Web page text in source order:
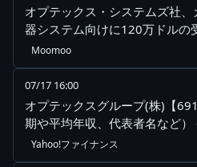
オプテックス・システムズ社
器システム向けに120万ドル
Moomoo
07/17 16:00
オプテックスグループ(株)【
期や平均年収、代表者名など）
Yahoo!ファイナンス